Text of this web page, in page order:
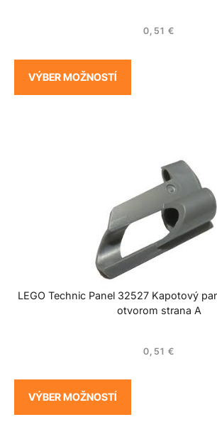
0,51 €
VÝBER MOŽNOSTÍ
LEGO Technic Panel 32527 Kapotový
otvorom strana A
0,51 €
VÝBER MOŽNOSTÍ